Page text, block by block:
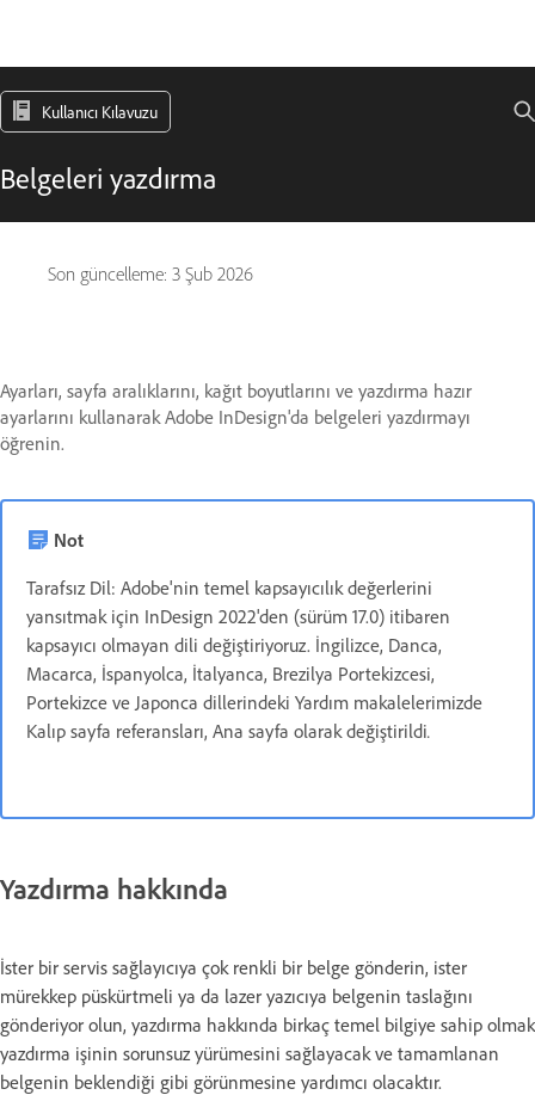
Kullanıcı Kılavuzu
Belgeleri yazdırma
Son güncelleme: 3 Şub 2026
Ayarları, sayfa aralıklarını, kağıt boyutlarını ve yazdırma hazır
ayarlarını kullanarak Adobe InDesign'da belgeleri yazdırmayı
öğrenin.
Not
Tarafsız Dil: Adobe'nin temel kapsayıcılık değerlerini
yansıtmak için InDesign 2022'den (sürüm 17.0) itibaren
kapsayıcı olmayan dili değiştiriyoruz. İngilizce, Danca,
Macarca, İspanyolca, İtalyanca, Brezilya Portekizcesi,
Portekizce ve Japonca dillerindeki Yardım makalelerimizde
Kalıp sayfa referansları, Ana sayfa olarak değiştirildi.
Yazdırma hakkında
İster bir servis sağlayıcıya çok renkli bir belge gönderin, ister
mürekkep püskürtmeli ya da lazer yazıcıya belgenin taslağını
gönderiyor olun, yazdırma hakkında birkaç temel bilgiye sahip olmak
yazdırma işinin sorunsuz yürümesini sağlayacak ve tamamlanan
belgenin beklendiği gibi görünmesine yardımcı olacaktır.